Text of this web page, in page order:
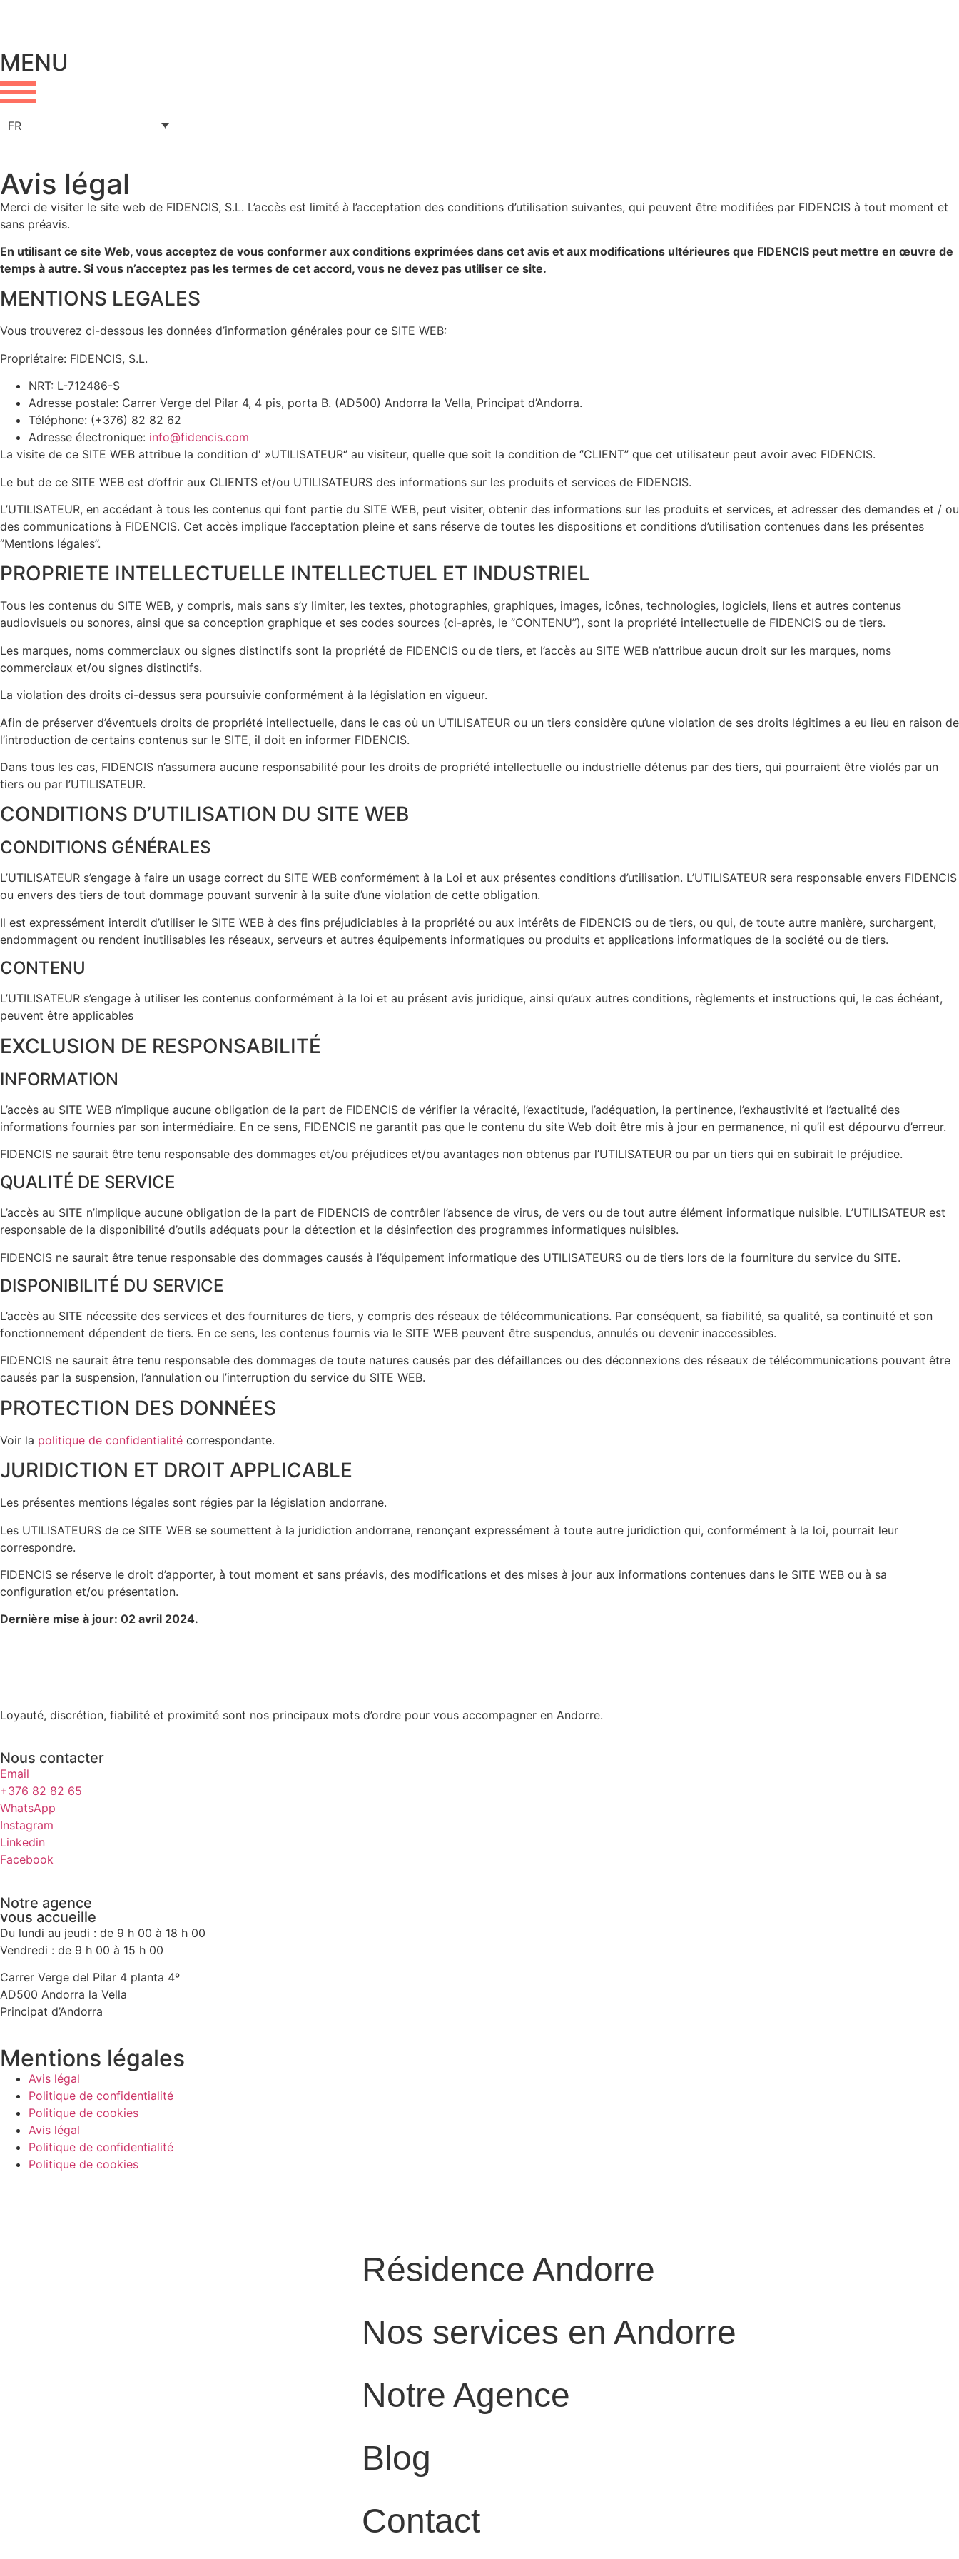
MENU
FR
Avis légal
Merci de visiter le site web de FIDENCIS, S.L. L’accès est limité à l’acceptation des conditions d’utilisation suivantes, qui peuvent être modifiées par FIDENCIS à tout moment et
sans préavis.
En utilisant ce site Web, vous acceptez de vous conformer aux conditions exprimées dans cet avis et aux modifications ultérieures que FIDENCIS peut mettre en œuvre de
temps à autre. Si vous n’acceptez pas les termes de cet accord, vous ne devez pas utiliser ce site.
MENTIONS LEGALES
Vous trouverez ci-dessous les données d’information générales pour ce SITE WEB:
Propriétaire: FIDENCIS, S.L.
NRT: L-712486-S
Adresse postale: Carrer Verge del Pilar 4, 4 pis, porta B. (AD500) Andorra la Vella, Principat d’Andorra.
Téléphone: (+376) 82 82 62
Adresse électronique: info@fidencis.com
La visite de ce SITE WEB attribue la condition d' »UTILISATEUR‘’ au visiteur, quelle que soit la condition de ‘’CLIENT’’ que cet utilisateur peut avoir avec FIDENCIS.
Le but de ce SITE WEB est d’offrir aux CLIENTS et/ou UTILISATEURS des informations sur les produits et services de FIDENCIS.
L’UTILISATEUR, en accédant à tous les contenus qui font partie du SITE WEB, peut visiter, obtenir des informations sur les produits et services, et adresser des demandes et / ou
des communications à FIDENCIS. Cet accès implique l’acceptation pleine et sans réserve de toutes les dispositions et conditions d’utilisation contenues dans les présentes
‘’Mentions légales’’.
PROPRIETE INTELLECTUELLE INTELLECTUEL ET INDUSTRIEL
Tous les contenus du SITE WEB, y compris, mais sans s’y limiter, les textes, photographies, graphiques, images, icônes, technologies, logiciels, liens et autres contenus
audiovisuels ou sonores, ainsi que sa conception graphique et ses codes sources (ci-après, le ‘’CONTENU’’), sont la propriété intellectuelle de FIDENCIS ou de tiers.
Les marques, noms commerciaux ou signes distinctifs sont la propriété de FIDENCIS ou de tiers, et l’accès au SITE WEB n’attribue aucun droit sur les marques, noms
commerciaux et/ou signes distinctifs.
La violation des droits ci-dessus sera poursuivie conformément à la législation en vigueur.
Afin de préserver d’éventuels droits de propriété intellectuelle, dans le cas où un UTILISATEUR ou un tiers considère qu’une violation de ses droits légitimes a eu lieu en raison de
l’introduction de certains contenus sur le SITE, il doit en informer FIDENCIS.
Dans tous les cas, FIDENCIS n’assumera aucune responsabilité pour les droits de propriété intellectuelle ou industrielle détenus par des tiers, qui pourraient être violés par un
tiers ou par l’UTILISATEUR.
CONDITIONS D’UTILISATION DU SITE WEB
CONDITIONS GÉNÉRALES
L’UTILISATEUR s’engage à faire un usage correct du SITE WEB conformément à la Loi et aux présentes conditions d’utilisation. L’UTILISATEUR sera responsable envers FIDENCIS
ou envers des tiers de tout dommage pouvant survenir à la suite d’une violation de cette obligation.
Il est expressément interdit d’utiliser le SITE WEB à des fins préjudiciables à la propriété ou aux intérêts de FIDENCIS ou de tiers, ou qui, de toute autre manière, surchargent,
endommagent ou rendent inutilisables les réseaux, serveurs et autres équipements informatiques ou produits et applications informatiques de la société ou de tiers.
CONTENU
L’UTILISATEUR s’engage à utiliser les contenus conformément à la loi et au présent avis juridique, ainsi qu’aux autres conditions, règlements et instructions qui, le cas échéant,
peuvent être applicables
EXCLUSION DE RESPONSABILITÉ
INFORMATION
L’accès au SITE WEB n’implique aucune obligation de la part de FIDENCIS de vérifier la véracité, l’exactitude, l’adéquation, la pertinence, l’exhaustivité et l’actualité des
informations fournies par son intermédiaire. En ce sens, FIDENCIS ne garantit pas que le contenu du site Web doit être mis à jour en permanence, ni qu’il est dépourvu d’erreur.
FIDENCIS ne saurait être tenu responsable des dommages et/ou préjudices et/ou avantages non obtenus par l’UTILISATEUR ou par un tiers qui en subirait le préjudice.
QUALITÉ DE SERVICE
L’accès au SITE n’implique aucune obligation de la part de FIDENCIS de contrôler l’absence de virus, de vers ou de tout autre élément informatique nuisible. L’UTILISATEUR est
responsable de la disponibilité d’outils adéquats pour la détection et la désinfection des programmes informatiques nuisibles.
FIDENCIS ne saurait être tenue responsable des dommages causés à l’équipement informatique des UTILISATEURS ou de tiers lors de la fourniture du service du SITE.
DISPONIBILITÉ DU SERVICE
L’accès au SITE nécessite des services et des fournitures de tiers, y compris des réseaux de télécommunications. Par conséquent, sa fiabilité, sa qualité, sa continuité et son
fonctionnement dépendent de tiers. En ce sens, les contenus fournis via le SITE WEB peuvent être suspendus, annulés ou devenir inaccessibles.
FIDENCIS ne saurait être tenu responsable des dommages de toute natures causés par des défaillances ou des déconnexions des réseaux de télécommunications pouvant être
causés par la suspension, l’annulation ou l’interruption du service du SITE WEB.
PROTECTION DES DONNÉES
Voir la politique de confidentialité correspondante.
JURIDICTION ET DROIT APPLICABLE
Les présentes mentions légales sont régies par la législation andorrane.
Les UTILISATEURS de ce SITE WEB se soumettent à la juridiction andorrane, renonçant expressément à toute autre juridiction qui, conformément à la loi, pourrait leur
correspondre.
FIDENCIS se réserve le droit d’apporter, à tout moment et sans préavis, des modifications et des mises à jour aux informations contenues dans le SITE WEB ou à sa
configuration et/ou présentation.
Dernière mise à jour: 02 avril 2024.
Loyauté, discrétion, fiabilité et proximité sont nos principaux mots d’ordre pour vous accompagner en Andorre.
Nous contacter
Email
+376 82 82 65
WhatsApp
Instagram
Linkedin
Facebook
Notre agence
vous accueille
Du lundi au jeudi : de 9 h 00 à 18 h 00
Vendredi : de 9 h 00 à 15 h 00
Carrer Verge del Pilar 4 planta 4º
AD500 Andorra la Vella
Principat d’Andorra
Mentions légales
Avis légal
Politique de confidentialité
Politique de cookies
Avis légal
Politique de confidentialité
Politique de cookies
Résidence Andorre
Nos services en Andorre
Notre Agence
Blog
Contact